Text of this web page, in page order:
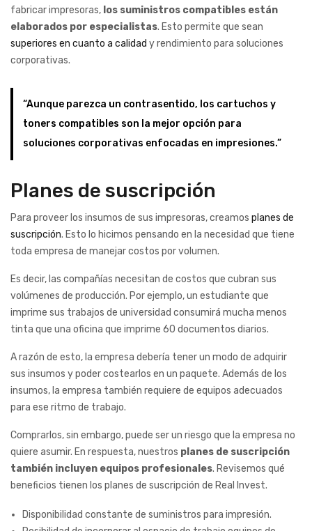
fabricar impresoras, los suministros compatibles están
elaborados por especialistas. Esto permite que sean
superiores en cuanto a calidad y rendimiento para soluciones
corporativas.
“Aunque parezca un contrasentido, los cartuchos y
toners compatibles son la mejor opción para
soluciones corporativas enfocadas en impresiones.”
Planes de suscripción
Para proveer los insumos de sus impresoras, creamos planes de
suscripción. Esto lo hicimos pensando en la necesidad que tiene
toda empresa de manejar costos por volumen.
Es decir, las compañías necesitan de costos que cubran sus
volúmenes de producción. Por ejemplo, un estudiante que
imprime sus trabajos de universidad consumirá mucha menos
tinta que una oficina que imprime 60 documentos diarios.
A razón de esto, la empresa debería tener un modo de adquirir
sus insumos y poder costearlos en un paquete. Además de los
insumos, la empresa también requiere de equipos adecuados
para ese ritmo de trabajo.
Comprarlos, sin embargo, puede ser un riesgo que la empresa no
quiere asumir. En respuesta, nuestros planes de suscripción
también incluyen equipos profesionales. Revisemos qué
beneficios tienen los planes de suscripción de Real Invest.
Disponibilidad constante de suministros para impresión.